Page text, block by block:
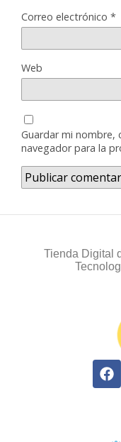
Correo electrónico *
Web
Guardar mi nombre,
navegador para la
Tienda Digital